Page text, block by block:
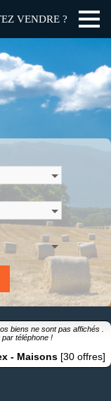
VENDRE ?
biens ne sont pas affichés .
téléphone !
- Maisons [30 offres]